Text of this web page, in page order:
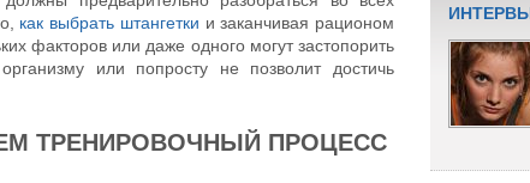
как выбрать штангетки и заканчивая рационом
факторов или даже одного могут застопорить
или попросту не позволит достичь
ТРЕНИРОВОЧНЫЙ ПРОЦЕСС